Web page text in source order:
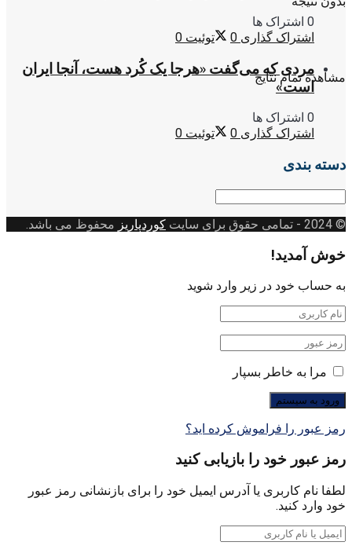
مشاهده تمام نتایج
0 اشتراک ها
اشتراک گذاری 0 توئیت 0
مردی که می‌گفت «هرجا یک کُرد هست، آنجا ایران
است»
0 اشتراک ها
اشتراک گذاری 0 توئیت 0
دسته بندی
دسته
© 2024
- تمامی حقوق برای سایت کوردپاریز محفوظ می باشد.
خوش آمدید!
به حساب خود در زیر وارد شوید
مرا به خاطر بسپار
رمز عبور را فراموش کرده اید؟
رمز عبور خود را بازیابی کنید
لطفا نام کاربری یا آدرس ایمیل خود را برای بازنشانی رمز عبور
خود وارد کنید.